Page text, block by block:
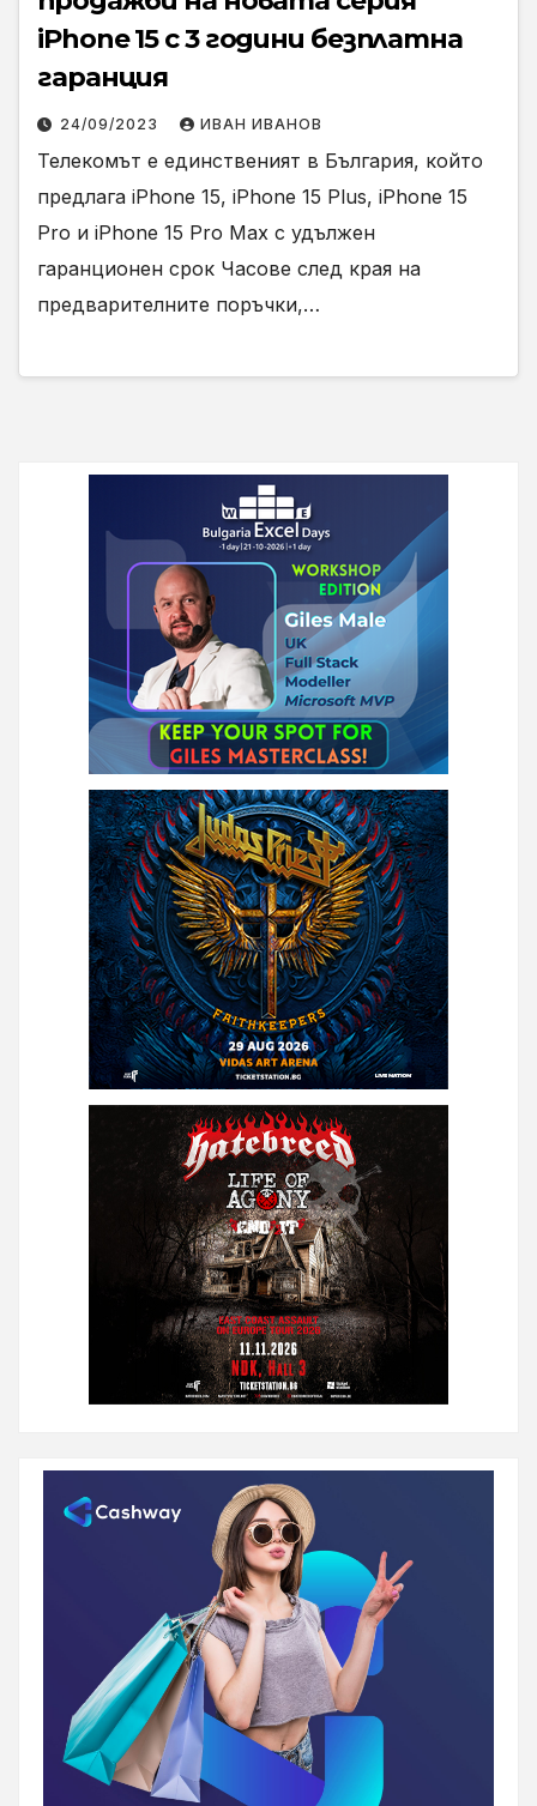
iPhone 15 с 3 години безплатна
гаранция
24/09/2023 ИВАН ИВАНОВ
Телекомът е единственият в България, който
предлага iPhone 15, iPhone 15 Plus, iPhone 15
Pro и iPhone 15 Pro Max с удължен
гаранционен срок Часове след края на
предварителните поръчки,…